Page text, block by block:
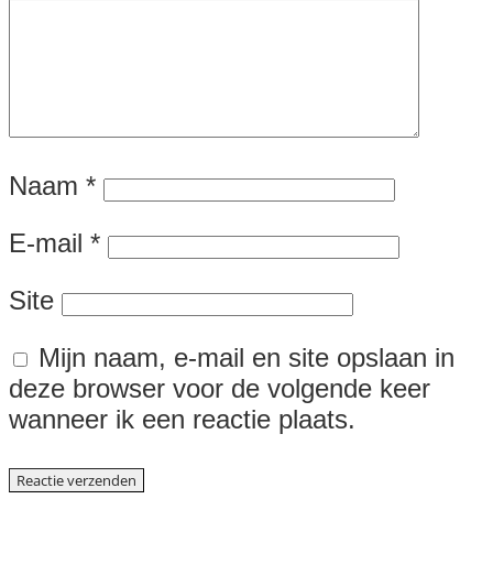
Naam *
E-mail *
Site
Mijn naam, e-mail en site opslaan in
deze browser voor de volgende keer
wanneer ik een reactie plaats.